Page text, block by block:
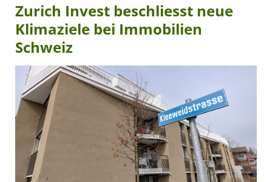
Zurich Invest beschliesst neue
Klimaziele bei Immobilien
Schweiz